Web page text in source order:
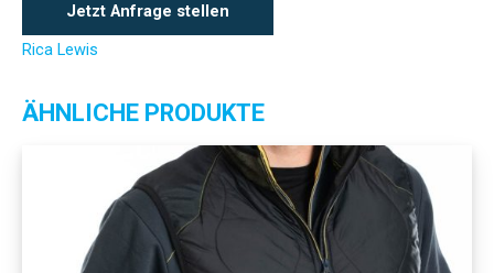
Jetzt Anfrage stellen
Rica Lewis
ÄHNLICHE PRODUKTE